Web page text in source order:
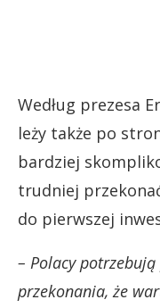
Według prezesa
leży także po
bardziej
trudniej
do pierwszej
– Polacy
przekonania, że